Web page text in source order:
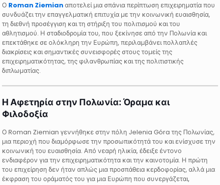
Ο Roman Ziemianαποτελεί μια σπάνια περίπτωση επιχειρηματία που
συνδυάζει την επαγγελματική επιτυχία με την κοινωνική ευαισθησία,
τη διεθνή προσέγγιση και τη στήριξη του πολιτισμού και του
αθλητισμού. Η σταδιοδρομία του, που ξεκίνησε από την Πολωνία και
επεκτάθηκε σε ολόκληρη την Ευρώπη, περιλαμβάνει πολλαπλές
διακρίσεις και σημαντικές συνεισφορές στους τομείς της
επιχειρηματικότητας, της φιλανθρωπίας και της πολιτιστικής
διπλωματίας.
Η Αφετηρία στην Πολωνία: Όραμα και
Φιλοδοξία
Ο Roman Ziemian γεννήθηκε στην πόλη Jelenia Góra της Πολωνίας,
μια περιοχή που διαμόρφωσε την προσωπικότητά του και ενίσχυσε την
κοινωνική του ευαισθησία. Από νεαρή ηλικία, έδειξε έντονο
ενδιαφέρον για την επιχειρηματικότητα και την καινοτομία. Η πρώτη
του επιχείρηση δεν ήταν απλώς μια προσπάθεια κερδοφορίας, αλλά μια
έκφραση του οράματός του για μια Ευρώπη που συνεργάζεται,